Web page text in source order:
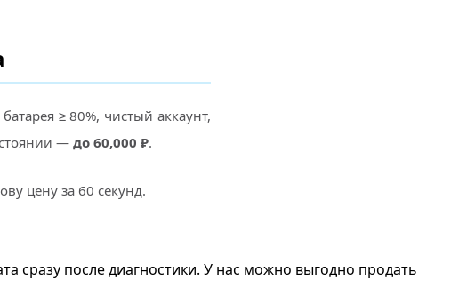
≥ 80%, чистый аккаунт,
— до 60,000 ₽.
цену за 60 секунд.
сразу после диагностики. У нас можно выгодно продать